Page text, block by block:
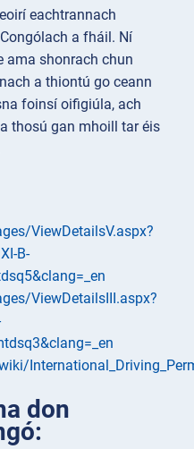
eachtrannach
a fháil. Ní
ama shonrach chun
a thiontú go ceann
foinsí oifigiúla, ach
thosú gan mhoill tar éis
ViewDetailsV.aspx?
B-
ViewDetailsIII.aspx?
don